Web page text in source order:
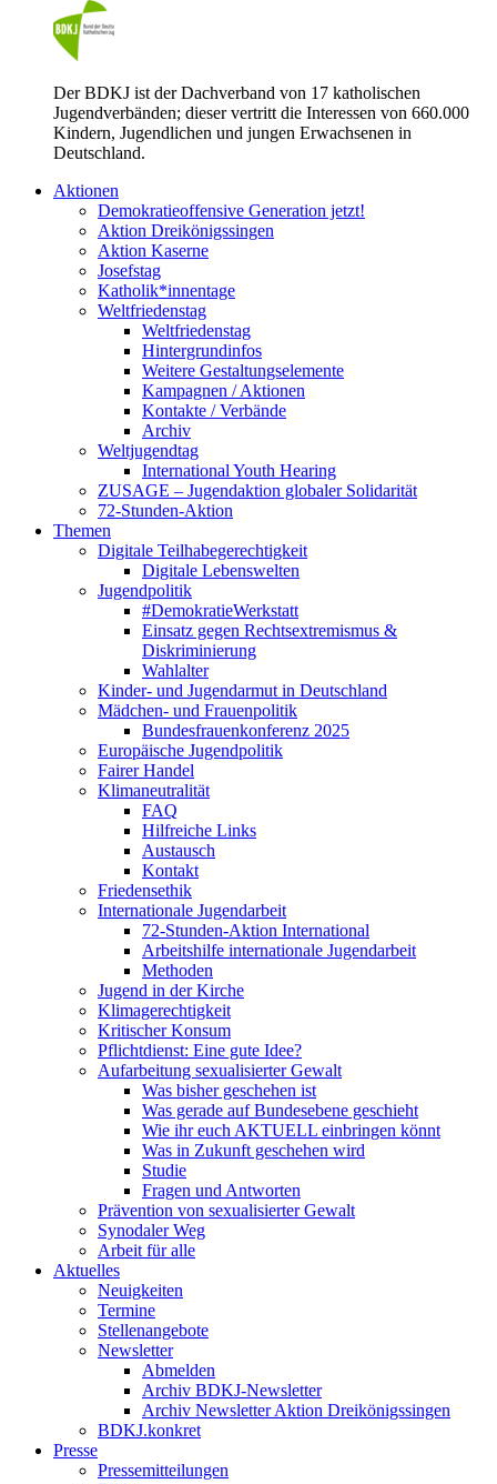
Der BDKJ ist der Dachverband von 17 katholischen
Jugendverbänden; dieser vertritt die Interessen von 660.000
Kindern, Jugendlichen und jungen Erwachsenen in
Deutschland.
Aktionen
Demokratieoffensive Generation jetzt!
Aktion Dreikönigssingen
Aktion Kaserne
Josefstag
Katholik*innentage
Weltfriedenstag
Weltfriedenstag
Hintergrundinfos
Weitere Gestaltungselemente
Kampagnen / Aktionen
Kontakte / Verbände
Archiv
Weltjugendtag
International Youth Hearing
ZUSAGE – Jugendaktion globaler Solidarität
72-Stunden-Aktion
Themen
Digitale Teilhabegerechtigkeit
Digitale Lebenswelten
Jugendpolitik
#DemokratieWerkstatt
Einsatz gegen Rechtsextremismus &
Diskriminierung
Wahlalter
Kinder- und Jugendarmut in Deutschland
Mädchen- und Frauenpolitik
Bundesfrauenkonferenz 2025
Europäische Jugendpolitik
Fairer Handel
Klimaneutralität
FAQ
Hilfreiche Links
Austausch
Kontakt
Friedensethik
Internationale Jugendarbeit
72-Stunden-Aktion International
Arbeitshilfe internationale Jugendarbeit
Methoden
Jugend in der Kirche
Klimagerechtigkeit
Kritischer Konsum
Pflichtdienst: Eine gute Idee?
Aufarbeitung sexualisierter Gewalt
Was bisher geschehen ist
Was gerade auf Bundesebene geschieht
Wie ihr euch AKTUELL einbringen könnt
Was in Zukunft geschehen wird
Studie
Fragen und Antworten
Prävention von sexualisierter Gewalt
Synodaler Weg
Arbeit für alle
Aktuelles
Neuigkeiten
Termine
Stellenangebote
Newsletter
Abmelden
Archiv BDKJ-Newsletter
Archiv Newsletter Aktion Dreikönigssingen
BDKJ.konkret
Presse
Pressemitteilungen